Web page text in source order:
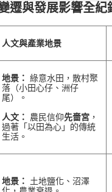
遷與發展影響全紀
人文與產業地景
地景： 綠意水田，散村聚
落（小田心仔、洲仔
尾）。
人文：
農民信仰先嗇宮 ，
過著「以田為心」的傳統
生活。
地景：
土地鹽化、沼澤